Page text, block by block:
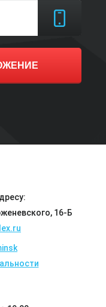
16-Б